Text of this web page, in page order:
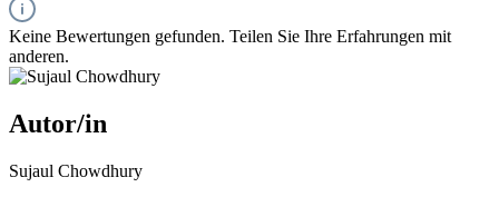
Keine Bewertungen gefunden. Teilen Sie Ihre Erfahrungen mit
anderen.
Autor/in
Sujaul Chowdhury